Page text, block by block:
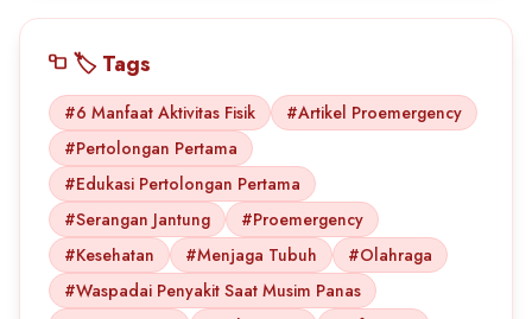
🏷️ Tags
#6 Manfaat Aktivitas Fisik
#Artikel Proemergency
#Pertolongan Pertama
#Edukasi Pertolongan Pertama
#Serangan Jantung
#Proemergency
#Kesehatan
#Menjaga Tubuh
#Olahraga
#Waspadai Penyakit Saat Musim Panas